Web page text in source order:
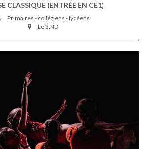
CLASSIQUE (ENTRÉE EN CE1)
Primaires - collégiens - lycéens
Le 3.ND